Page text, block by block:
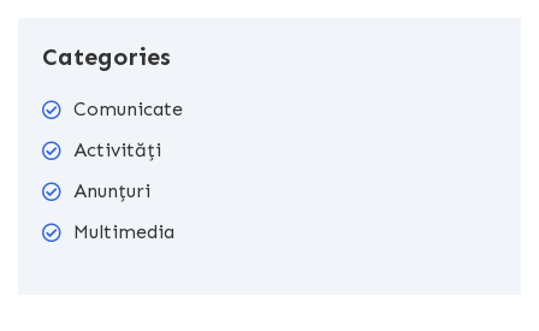
Categories
Comunicate
Activități
Anunțuri
Multimedia